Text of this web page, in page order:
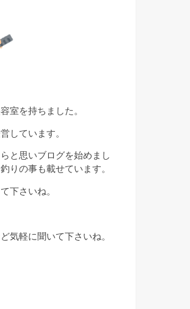
室を持ちました。
しています。
と思いブログを始めまし
りの事も載せています。
下さいね。
気軽に聞いて下さいね。